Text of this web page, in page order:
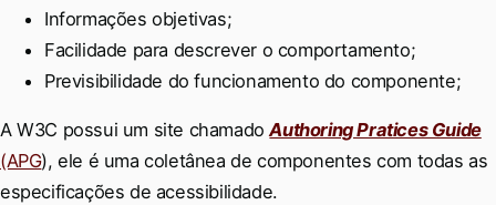
Informações objetivas;
Facilidade para descrever o comportamento;
Previsibilidade do funcionamento do componente;
A W3C possui um site chamadoAuthoring Pratices Guide
(APG), ele é uma coletânea de componentes com todas as
especificações de acessibilidade.